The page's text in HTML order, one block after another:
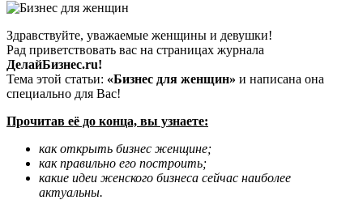
Здравствуйте, уважаемые женщины и девушки!
Рад приветствовать вас на страницах журнала
ДелайБизнес.ru!
Тема этой статьи: «Бизнес для женщин» и написана она
специально для Вас!
Прочитав её до конца, вы узнаете:
как открыть бизнес женщине;
как правильно его построить;
какие идеи женского бизнеса сейчас наиболее
актуальны.